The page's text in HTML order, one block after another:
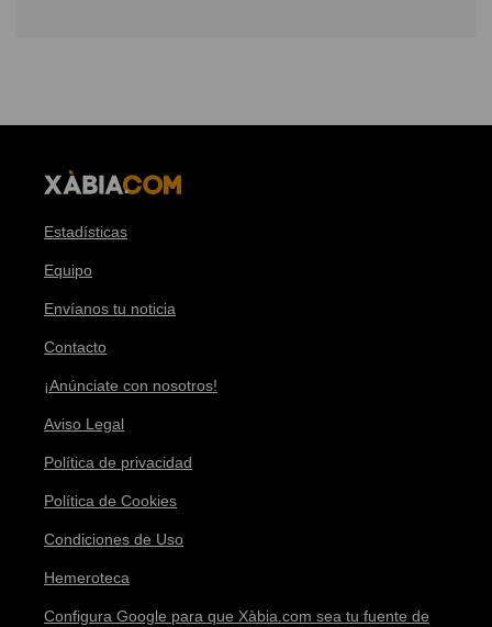
Estadísticas
Equipo
Envíanos tu noticia
Contacto
¡Anúnciate con nosotros!
Aviso Legal
Política de privacidad
Política de Cookies
Condiciones de Uso
Hemeroteca
Configura Google para que Xàbia.com sea tu fuente de